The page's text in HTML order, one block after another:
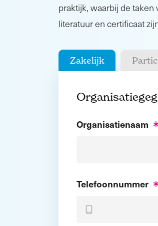
praktijk, waarbij de taken
literatuur en certificaat
Zakelijk
Organisatienaam
Telefoonnummer